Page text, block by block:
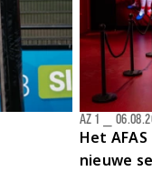
Het
nieuwe
AZ 1